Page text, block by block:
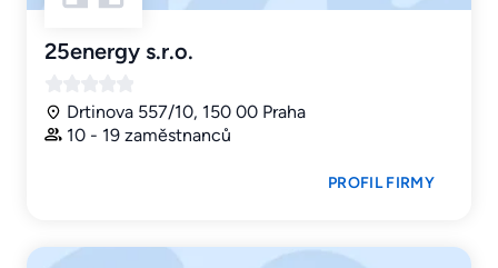
25energy s.r.o.
Drtinova 557/10, 150 00 Praha
10 - 19 zaměstnanců
PROFIL FIRMY